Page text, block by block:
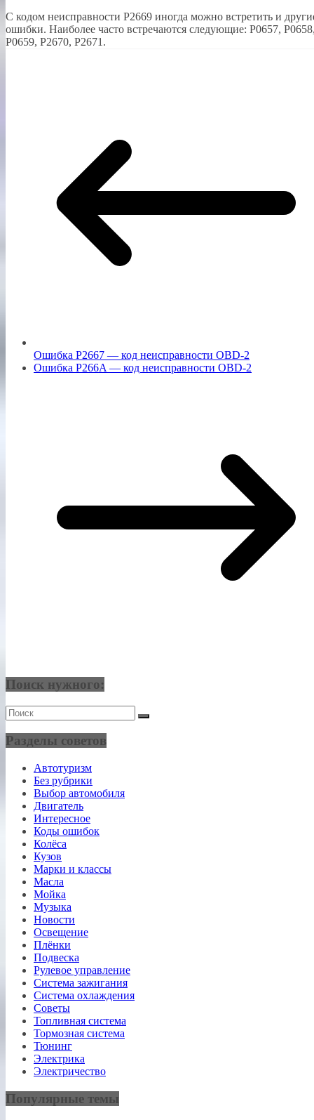
С кодом неисправности Р2669 иногда можно встретить и
ошибки. Наиболее часто встречаются следующие: P0657,
P0659, P2670, P2671.
Ошибка P2667 — код неисправности OBD-2
Ошибка P266A — код неисправности OBD-2
Поиск нужного:
Разделы советов
Автотуризм
Без рубрики
Выбор автомобиля
Двигатель
Интересное
Коды ошибок
Колёса
Кузов
Марки и классы
Масла
Мойка
Музыка
Новости
Освещение
Плёнки
Подвеска
Рулевое управление
Система зажигания
Система охлаждения
Советы
Топливная система
Тормозная система
Тюнинг
Электрика
Электричество
Популярные темы